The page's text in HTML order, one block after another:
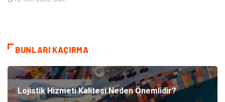
BUNLARI KAÇIRMA
Lojistik Hizmeti Kalitesi Neden Önemlidir?